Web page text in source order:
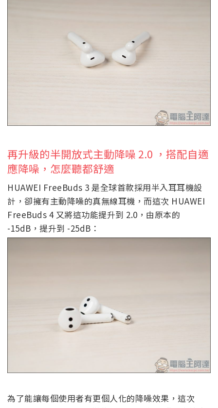
再升級的半開放式主動降噪 2.0 ，搭配自適
應降噪，怎麼聽都舒適
HUAWEI FreeBuds 3 是全球首款採用半入耳耳機設
計，卻擁有主動降噪的真無線耳機，而這次 HUAWEI
FreeBuds 4 又將這功能提升到 2.0，由原本的
-15dB，提升到 -25dB：
為了能讓每個使用者有更個人化的降噪效果，這次